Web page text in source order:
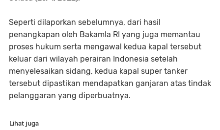
Seperti dilaporkan sebelumnya, dari hasil
penangkapan oleh Bakamla RI yang juga memantau
proses hukum serta mengawal kedua kapal tersebut
keluar dari wilayah perairan Indonesia setelah
menyelesaikan sidang, kedua kapal super tanker
tersebut dipastikan mendapatkan ganjaran atas tindak
pelanggaran yang diperbuatnya.
Lihat juga